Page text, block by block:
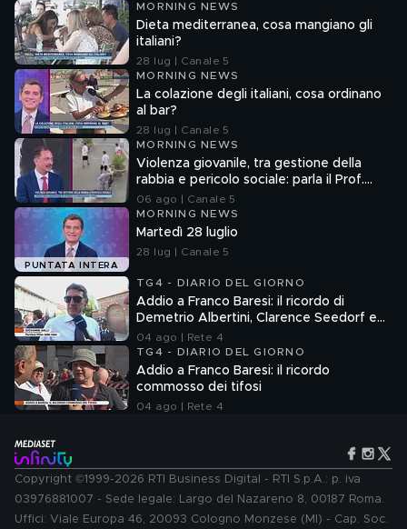
MORNING NEWS
Dieta mediterranea, cosa mangiano gli
italiani?
28 lug | Canale 5
MORNING NEWS
La colazione degli italiani, cosa ordinano
al bar?
28 lug | Canale 5
MORNING NEWS
Violenza giovanile, tra gestione della
rabbia e pericolo sociale: parla il Prof.
Pierpaolo Limone
06 ago | Canale 5
PUNTATA INTERA
MORNING NEWS
Martedì 28 luglio
28 lug | Canale 5
TG4 - DIARIO DEL GIORNO
Addio a Franco Baresi: il ricordo di
Demetrio Albertini, Clarence Seedorf e
Giovanni Galli
04 ago | Rete 4
TG4 - DIARIO DEL GIORNO
Addio a Franco Baresi: il ricordo
commosso dei tifosi
04 ago | Rete 4
Copyright ©1999-2026 RTI Business Digital - RTI S.p.A.: p. iva
03976881007 - Sede legale: Largo del Nazareno 8, 00187 Roma.
Uffici: Viale Europa 46, 20093 Cologno Monzese (MI) - Cap. Soc.